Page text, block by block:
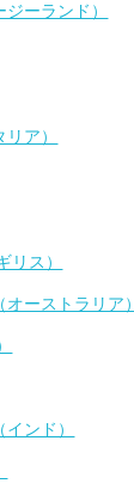
ーランド）
ア）
リス）
ーストラリア）
ンド）